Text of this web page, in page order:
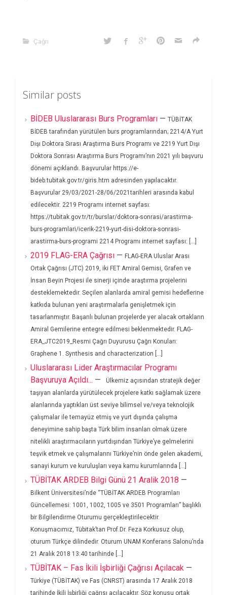
Çağrı
Similar posts
BİDEB Uluslararası Burs Programları — TÜBİTAK
BİDEB tarafından yürütülen burs programlarından; 2214/A Yurt
Dışı Doktora Sırası Araştırma Burs Programı ve 2219 Yurt Dışı
Doktora Sonrası Araştırma Burs Programı’nın 2021 yılı başvuru
dönemi açıklandı. Başvurular https://e-
bideb.tubitak.gov.tr/giris.htm adresinden yapılacaktır.
Başvurular 29/03/2021-28/06/2021tarihleri arasında kabul
edilecektir. 2219 Programı internet sayfası:
https://tubitak.gov.tr/tr/burslar/doktora-sonrasi/arastirma-
burs-programlari/icerik-2219-yurt-disi-doktora-sonrasi-
arastirma-burs-programi 2214 Programı internet sayfası: [...]
2019 FLAG-ERA Çağrısı — FLAG-ERA Uluslar Arası
Ortak Çağrısı (JTC) 2019, iki FET Amiral Gemisi, Grafen ve
İnsan Beyin Projesi ile sinerji içinde araştırma projelerini
desteklemektedir. Seçilen alanlarda amiral gemisi hedeflerine
katkıda bulunan yeni araştırmalarla genişletmek için
tasarlanmıştır. Başarılı bulunan projelerde yer alacak ortakların
Amiral Gemilerine entegre edilmesi beklenmektedir. FLAG-
ERA_JTC2019_Resmi Çağrı Duyurusu Çağrı Konuları:
Graphene 1. Synthesis and characterization [...]
Uluslararası Lider Araştırmacılar Programı
Başvuruya Açıldı... —
Ülkemiz açısından stratejik değer
taşıyan alanlarda yürütülecek projelere katkı sağlamak üzere
alanlarında yaptıkları üst seviye bilimsel ve/veya teknolojik
çalışmalar ile temayüz etmiş ve yurt dışında çalışma
deneyimine sahip başta Türk bilim insanları olmak üzere
nitelikli araştırmacıların yurtdışından Türkiye’ye gelmelerini
teşvik etmek ve çalışmalarını Türkiye’nin önde gelen akademi,
sanayi kurum ve kuruluşları veya kamu kurumlarında [...]
TÜBİTAK ARDEB Bilgi Günü 21 Aralik 2018 —
Bilkent Üniversitesi’nde “TÜBİTAK ARDEB Programları
Güncellemesi: 1001, 1002, 1005 ve 3501 Programları” başlıklı
bir Bilgilendirme Oturumu gerçekleştirilecektir.
Konuşmacımız, Tübitak’tan Prof.Dr. Feza Korkusuz olup,
oturum Türkçe dilindedir. Oturum UNAM Konferans Salonu’nda
21 Aralık 2018 13:40 tarihinde [...]
TÜBİTAK – Fas İkili İşbirliği Çağrısı Açılacak —
Türkiye (TÜBİTAK) ve Fas (CNRST) arasında 17 Aralık 2018
tarihinde İkili İşbirliği çağrısı açılacaktır. Söz konusu ortak